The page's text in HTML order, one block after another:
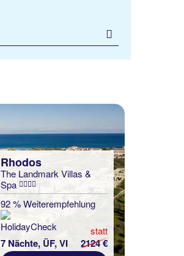
Rhodos
The Landmark Villas &
Spa
92 % Weiterempfehlung
7 Nächte, ÜF, VI
statt
2124 €